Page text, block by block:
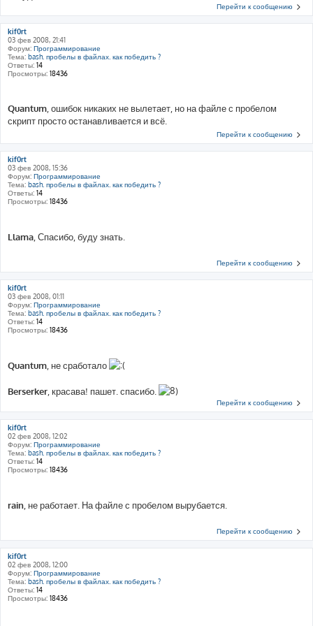
Перейти к сообщению
kif0rt
03 фев 2008, 21:41
Форум: Программирование
Тема: bash. пробелы в файлах. как победить ?
Ответы: 14
Просмотры: 18436
Quantum , ошибок никаких не вылетает, но на файле с пробелом
скрипт просто останавливается и всё.
Перейти к сообщению
kif0rt
03 фев 2008, 15:36
Форум: Программирование
Тема: bash. пробелы в файлах. как победить ?
Ответы: 14
Просмотры: 18436
Llama , Спасибо, буду знать.
Перейти к сообщению
kif0rt
03 фев 2008, 01:11
Форум: Программирование
Тема: bash. пробелы в файлах. как победить ?
Ответы: 14
Просмотры: 18436
Quantum , не сработало
Berserker , красава! пашет. спасибо.
Перейти к сообщению
kif0rt
02 фев 2008, 12:02
Форум: Программирование
Тема: bash. пробелы в файлах. как победить ?
Ответы: 14
Просмотры: 18436
rain , не работает. На файле с пробелом вырубается.
Перейти к сообщению
kif0rt
02 фев 2008, 12:00
Форум: Программирование
Тема: bash. пробелы в файлах. как победить ?
Ответы: 14
Просмотры: 18436